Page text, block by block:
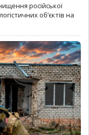
російської
об’єктів на